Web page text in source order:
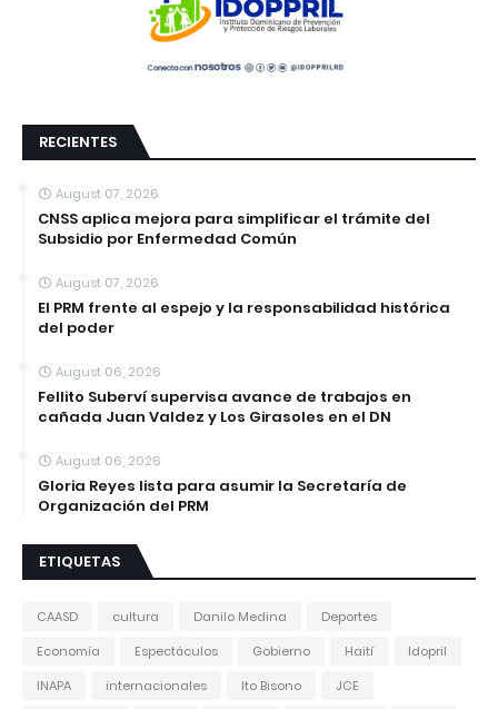
RECIENTES
August 07, 2026
CNSS aplica mejora para simplificar el trámite del
Subsidio por Enfermedad Común
August 07, 2026
El PRM frente al espejo y la responsabilidad histórica
del poder
August 06, 2026
Fellito Suberví supervisa avance de trabajos en
cañada Juan Valdez y Los Girasoles en el DN
August 06, 2026
Gloria Reyes lista para asumir la Secretaría de
Organización del PRM
ETIQUETAS
CAASD cultura Danilo Medina
Deportes
Economía
Espectáculos Gobierno Haití
Idopril
INAPA
internacionales Ito Bisono
JCE